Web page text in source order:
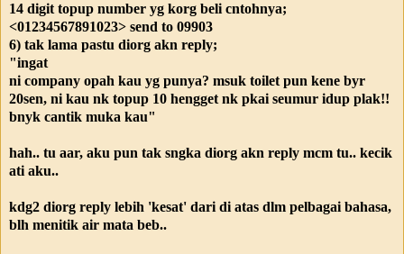
14 digit topup number yg korg beli cntohnya;
<01234567891023> send to 09903
6) tak lama pastu diorg akn reply;
"ingat
ni company opah kau yg punya? msuk toilet pun kene byr
20sen, ni kau nk topup 10 hengget nk pkai seumur idup plak!!
bnyk cantik muka kau"
hah.. tu aar, aku pun tak sngka diorg akn reply mcm tu.. kecik
ati aku..
kdg2 diorg reply lebih 'kesat' dari di atas dlm pelbagai bahasa,
blh menitik air mata beb..